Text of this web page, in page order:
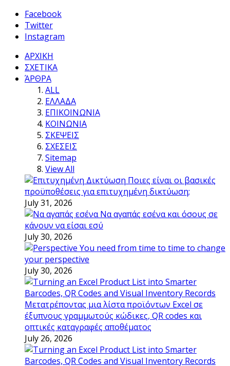
Facebook
Twitter
Instagram
ΑΡΧΙΚΗ
ΣΧΕΤΙΚΑ
ΆΡΘΡΑ
ALL
ΕΛΛΑΔΑ
ΕΠΙΚΟΙΝΩΝΙΑ
ΚΟΙΝΩΝΙΑ
ΣΚΕΨΕΙΣ
ΣΧΕΣΕΙΣ
Sitemap
View All
Ποιες είναι οι βασικές
προϋποθέσεις για επιτυχημένη δικτύωση;
July 31, 2026
Να αγαπάς εσένα και όσους σε
κάνουν να είσαι εσύ
July 30, 2026
You need from time to time to change
your perspective
July 30, 2026
Μετατρέποντας μια λίστα προϊόντων Excel σε
έξυπνους γραμμωτούς κώδικες, QR codes και
οπτικές καταγραφές αποθέματος
July 26, 2026